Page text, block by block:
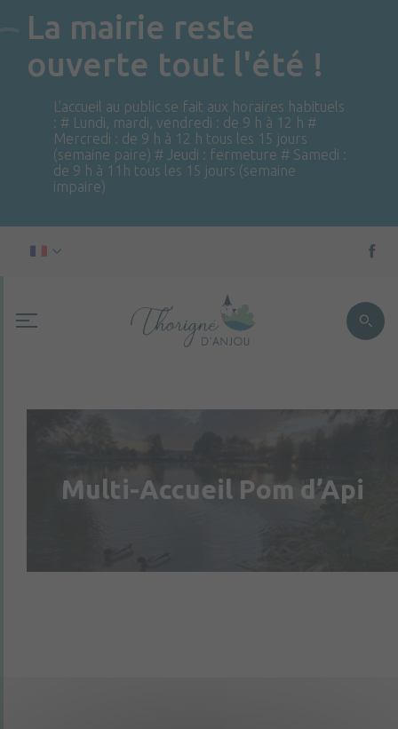
La mairie reste
ouverte tout l'été !
L'accueil au public se fait aux horaires habituels
: # Lundi, mardi, vendredi : de 9 h à 12 h #
Mercredi : de 9 h à 12 h tous les 15 jours
(semaine paire) # Jeudi : fermeture # Samedi :
de 9 h à 11h tous les 15 jours (semaine
impaire)
Multi-Accueil Pom d’Api